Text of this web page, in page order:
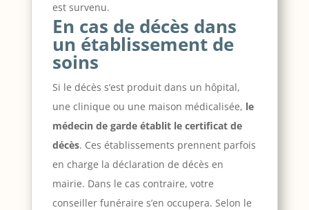
est survenu.
En cas de décès dans
un établissement de
soins
Si le décès s’est produit dans un hôpital,
une clinique ou une maison médicalisée, le
médecin de garde établit le certificat de
décès. Ces établissements prennent parfois
en charge la déclaration de décès en
mairie. Dans le cas contraire, votre
conseiller funéraire s’en occupera. Selon le